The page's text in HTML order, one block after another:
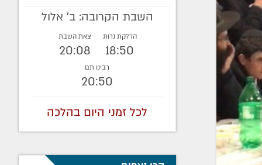
השבת הקרובה: ב' אלול
הדלקת נרות
18:50
צאת השבת
20:08
רבינו תם
20:50
לכל זמני היום בהלכה